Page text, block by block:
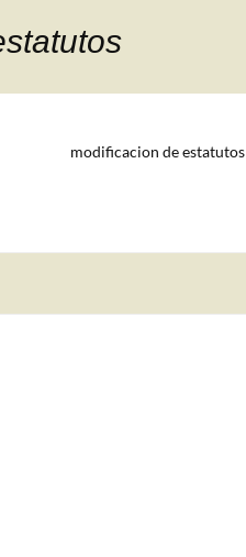
modificacion de estatutos